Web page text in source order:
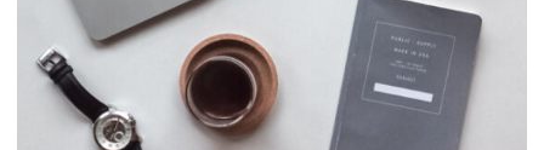
Business
Consulting
Project 5